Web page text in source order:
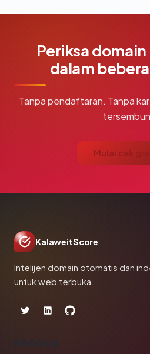
Periksa
dalam
Tanpa pendaftaran. Tanpa
Mulai cek
KalaweitScore
Intelijen domain otomatis dan
untuk web terbuka.
PRODUK